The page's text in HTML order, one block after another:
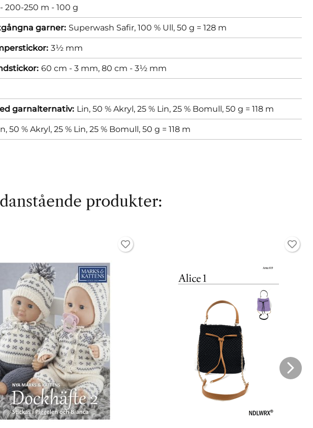
200-250 m - 100 g
garner: Superwash Safir, 100 % Ull, 50 g = 128 m
3½ mm
60 cm - 3 mm, 80 cm - 3½ mm
garnalternativ: Lin, 50 % Akryl, 25 % Lin, 25 % Bomull, 50 g = 118 m
50 % Akryl, 25 % Lin, 25 % Bomull, 50 g = 118 m
produkter: